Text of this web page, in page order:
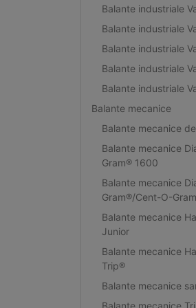
Balante industriale
Balante industriale
Balante industriale
Balante industriale
Balante industriale
Balante mecanice
Balante mecanice
Balante mecanice
Gram® 1600
Balante mecanice
Gram®/Cent-O-
Balante mecanice
Junior
Balante mecanice
Trip®
Balante mecanice
Balante mecanice